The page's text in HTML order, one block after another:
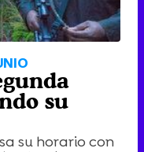
su
su horario con